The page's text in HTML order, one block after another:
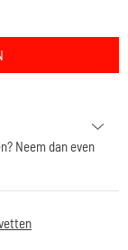
Neem dan even